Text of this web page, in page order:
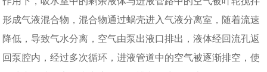
形成气液混合物，混合物通过蜗壳进入气液分离室，随着流速
降低，导致气水分离，空气由泵出液口排出，液体经回流孔返
回泵腔内，经过多次循环，进液管道中的空气被逐渐排空，使